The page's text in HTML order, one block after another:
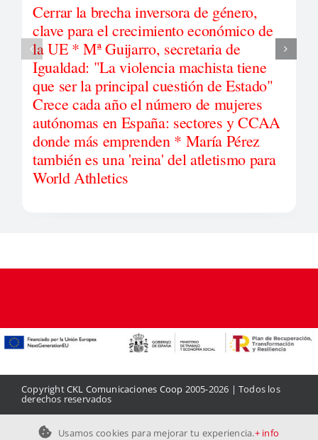
Cerrar la brecha inversora de género,
clave para el crecimiento económico de
la UE * Mª Guijarro, secretaria de
Igualdad: "La violencia machista tiene
que ser la principal cuestión de Estado"
Crece cada año el número de mujeres
autónomas en España: sectores y CCAA
donde más emprenden * María Pérez
también es una 'reina' del atletismo para
World Athletics
CopyrightCKL Comunicaciones Coop 2005-2026 | Todos los
derechos reservados
Aviso legal|Política de privacidad|Política de cookies|
ContactoUsamos cookies para mejorar tu experiencia.+ info